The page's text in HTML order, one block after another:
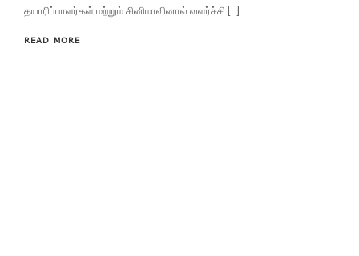
தயாரிப்பாளர்கள் மற்றும் சினிமாவினால் வளர்ச்சி […]
READ MORE